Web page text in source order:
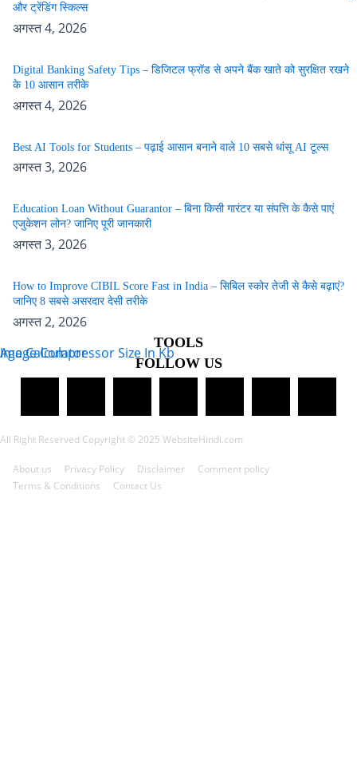
और ट्रेंडिंग स्किल्स
अगस्त 4, 2026
Digital Banking Safety Tips – डिजिटल फ्रॉड से अपने बैंक खाते को सुरक्षित रखने
के 10 आसान तरीके
अगस्त 4, 2026
Best AI Tools for Students – पढ़ाई आसान बनाने वाले 10 सबसे धांसू AI टूल्स
अगस्त 3, 2026
Education Loan Without Guarantor – बिना किसी गारंटर या संपत्ति के कैसे पाएं
एजुकेशन लोन? जानिए पूरी जानकारी
अगस्त 3, 2026
How to Improve CIBIL Score Fast in India – सिबिल स्कोर तेजी से कैसे बढ़ाएं?
जानिए 8 सबसे असरदार देसी तरीके
अगस्त 2, 2026
TOOLS
Age Calculator
Image Compressor Size In Kb
FOLLOW US
All Right Reserved Copyright © 2025 WebsiteHindi.com
About us Privacy Policy Disclaimer
Comment policy
Terms & Conditions
Contact Us